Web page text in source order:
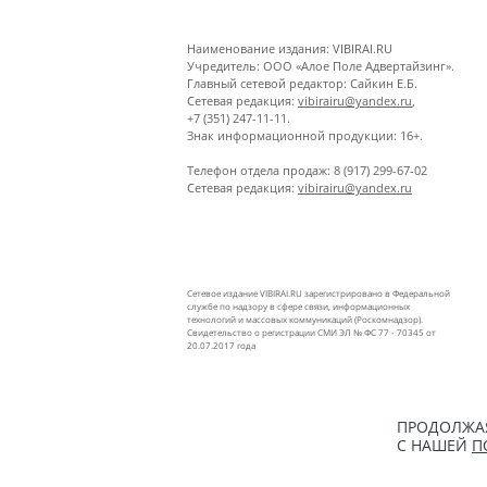
Наименование издания: VIBIRAI.RU
Учредитель: ООО «Алое Поле Адвертайзинг».
Главный сетевой редактор: Сайкин Е.Б.
Сетевая редакция: vibirairu@yandex.ru
+7 (351) 247-11-11.
Знак информационной продукции: 16+.
Телефон отдела продаж: 8 (917) 299-67-02
Сетевая редакция: vibirairu@yandex.ru
Сетевое издание VIBIRAI.RU зарегистрировано в Федеральной
службе по надзору в сфере связи, информационных
технологий и массовых коммуникаций (Роскомнадзор).
Свидетельство о регистрации СМИ ЭЛ № ФС 77 - 70345 от
20.07.2017 года
С НАШЕЙ